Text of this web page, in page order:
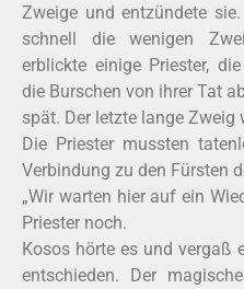
Zweige und entzündete
schnell die wenigen
erblickte einige Priester,
die Burschen von ihrer Tat
spät. Der letzte lange Zweig
Die Priester mussten
Verbindung zu den Fürsten
„Wir warten hier auf ein
Priester noch.
Kosos hörte es und vergaß
entschieden. Der